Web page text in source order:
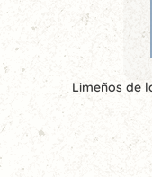
Limeños de